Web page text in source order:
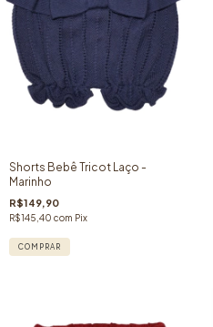
Shorts Bebê Tricot Laço -
Marinho
R$149,90
R$145,40 com Pix
COMPRAR